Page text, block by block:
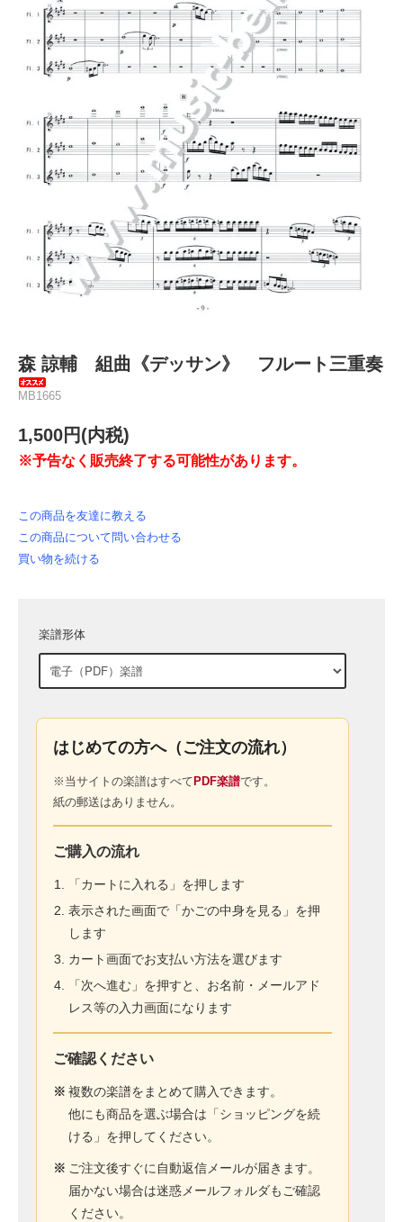
森 諒輔 組曲《デッサン》 フルート三重奏
MB1665
1,500円(内税)
※予告なく販売終了する可能性があります。
この商品を友達に教える
この商品について問い合わせる
買い物を続ける
楽譜形体
はじめての方へ（ご注文の流れ）
※当サイトの楽譜はすべて PDF楽譜です。
紙の郵送はありません。
ご購入の流れ
「カートに入れる」を押します
表示された画面で「かごの中身を見る」を押
します
カート画面でお支払い方法を選びます
「次へ進む」を押すと、お名前・メールアド
レス等の入力画面になります
ご確認ください
※ 複数の楽譜をまとめて購入できます。
他にも商品を選ぶ場合は「ショッピングを続
ける」を押してください。
※ ご注文後すぐに自動返信メールが届きます。
届かない場合は迷惑メールフォルダもご確認
ください。